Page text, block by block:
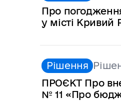
Про
у місті Кривий
Рішення
ПРОЄКТ Про
№ 11 «Про